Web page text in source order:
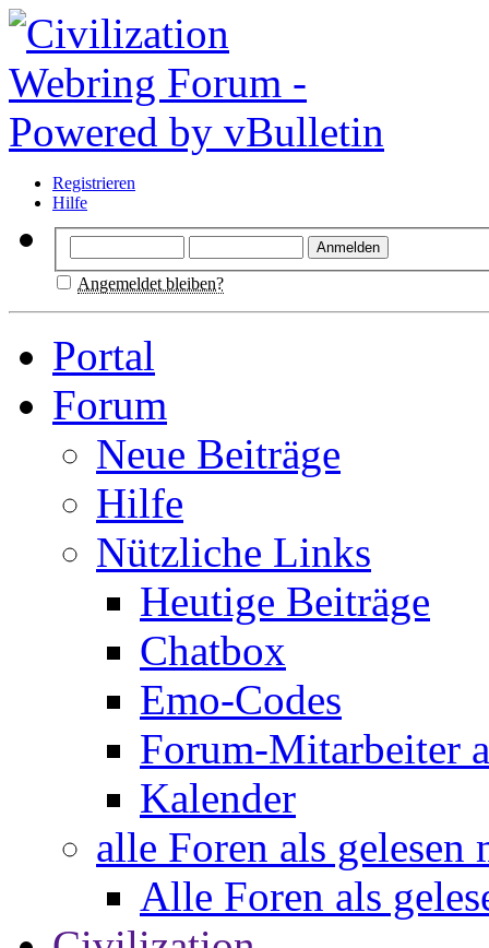
Registrieren
Hilfe
Angemeldet bleiben?
Portal
Forum
Neue Beiträge
Hilfe
Nützliche Links
Heutige Beiträge
Chatbox
Emo-Codes
Forum-Mitarbeiter
Kalender
alle Foren als gelesen
Alle Foren als